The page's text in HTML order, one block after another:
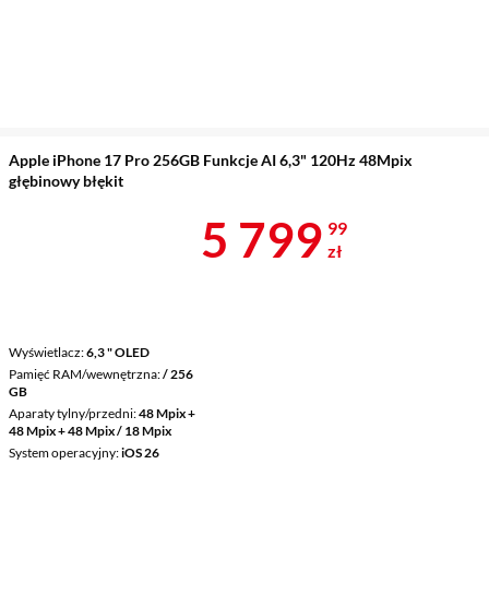
Apple iPhone 17 Pro 256GB Funkcje AI 6,3" 120Hz 48Mpix
głębinowy błękit
Wyświetlacz 6,3 " OLED
Pamięć RAM/wewnętrzna / 256
GB
Aparaty tylny/przedni 48 Mpix +
48 Mpix + 48 Mpix / 18 Mpix
System operacyjny iOS 26
Cena 5
5 799 99
zł